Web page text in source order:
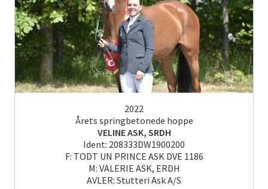
2022
Årets springbetonede hoppe
VELINE ASK, SRDH
Ident: 208333DW1900200
F: TODT UN PRINCE ASK DVE 1186
M: VALERIE ASK, ERDH
AVLER: Stutteri Ask A/S